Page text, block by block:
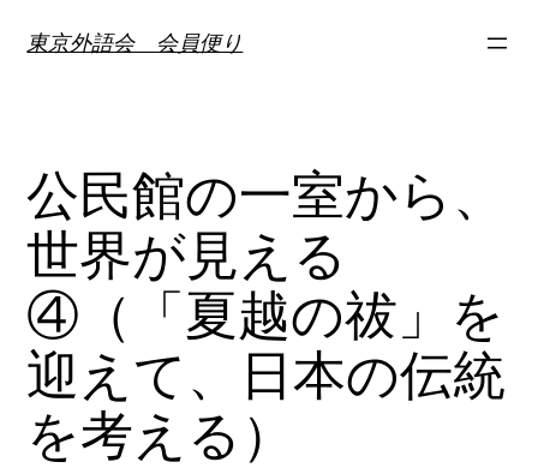
東京外語会 会員便り
公民館の一室から、
世界が見える
④（「夏越の祓」を
迎えて、日本の伝統
を考える）